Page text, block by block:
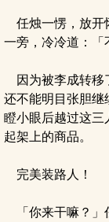
任烛一愣，放开
一旁，冷冷道：「
因为被李成转移
还不能明目张胆继
瞪小眼后越过这三
起架上的商品。
完美装路人！
「你来干嘛？」